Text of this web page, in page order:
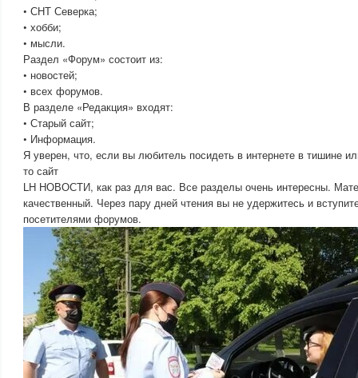
• СНТ Северка;
• хобби;
• мысли.
Раздел «Форум» состоит из:
• новостей;
• всех форумов.
В разделе «Редакция» входят:
• Старый сайт;
• Информация.
Я уверен, что, если вы любитель посидеть в интернете в тишине
то сайт
LH НОВОСТИ, как раз для вас. Все разделы очень интересны.
качественный. Через пару дней чтения вы не удержитесь и
посетителями форумов.